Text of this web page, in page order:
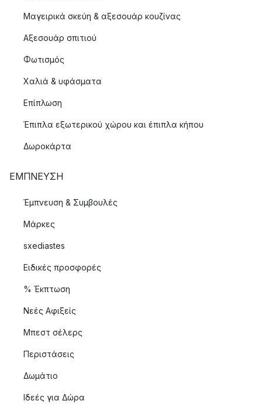
Μαγειρικά σκεύη & αξεσουάρ κουζίνας
Αξεσουάρ σπιτιού
Φωτισμός
Χαλιά & υφάσματα
Επίπλωση
Έπιπλα εξωτερικού χώρου και έπιπλα κήπου
Δωροκάρτα
ΈΜΠΝΕΥΣΗ
Έμπνευση & Συμβουλές
Μάρκες
sxediastes
Ειδικές προσφορές
% Έκπτωση
Νεές Αφιξείς
Μπεστ σέλερς
Περιστάσεις
Δωμάτιο
Ιδεές για Δώρα